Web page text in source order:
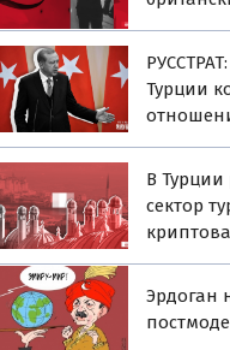
Турции
В
сектор
Эрдоган